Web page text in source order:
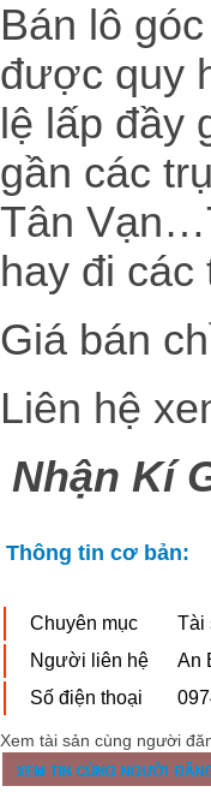
Bán lô
được quy
lệ lấp đầy
gần các
Tân
hay đi
Giá bán
Liên hệ
Nhận Kí
Thông tin cơ bản:
Chuyên mục
Tài
Người liên hệ
An
Số điện thoại
Xem tài sản cùng người